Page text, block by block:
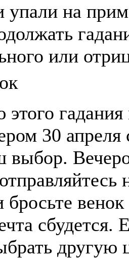
упали на
или
гадания
30 апреля
выбор.
бросьте
сбудется.
другую